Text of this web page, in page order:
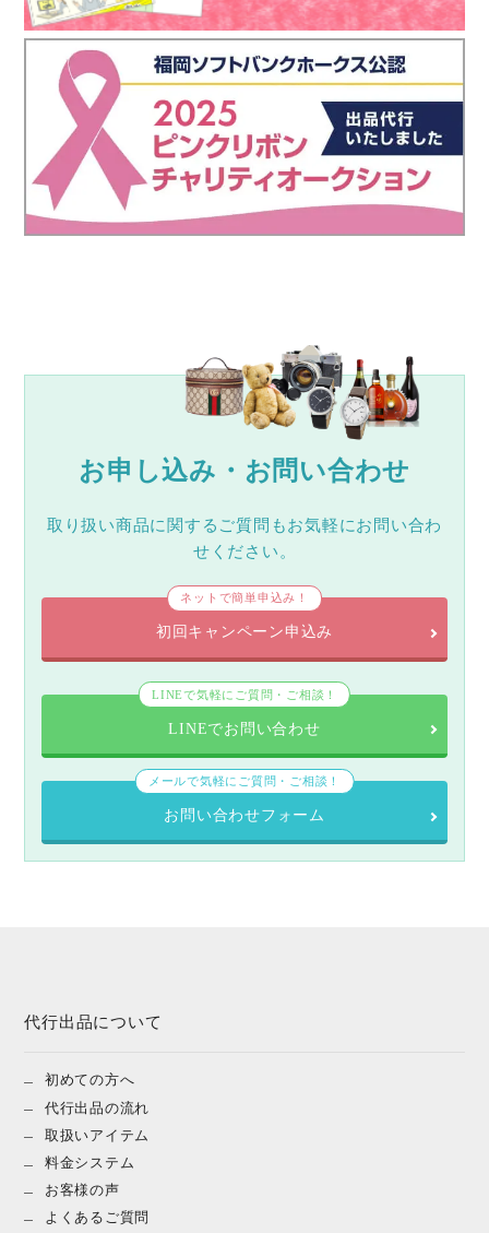
お申し込み・お問い合わせ
取り扱い商品に関するご質問もお気軽にお問い合わ
せください。
ネットで簡単申込み！
初回キャンペーン申込み
LINEで気軽にご質問・ご相談！
LINEでお問い合わせ
メールで気軽にご質問・ご相談！
お問い合わせフォーム
代行出品について
初めての方へ
代行出品の流れ
取扱いアイテム
料金システム
お客様の声
よくあるご質問